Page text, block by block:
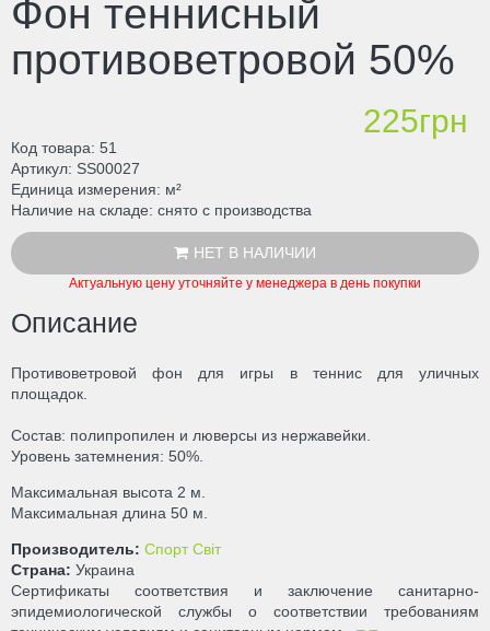
Фон теннисный
противоветровой 50%
225грн
Код товара 51
Артикул SS00027
Единица измерения
м²
Наличие на складе снято с производства
НЕТ В НАЛИЧИИ
Актуальную цену уточняйте у менеджера в день покупки
Описание
Противоветровой фон для игры в теннис для уличных
площадок.
Состав: полипропилен и люверсы из нержавейки.
Уровень затемнения: 50%.
Максимальная высота 2 м.
Максимальная длина 50 м.
Производитель: Спорт Світ
Страна: Украина
Сертификаты соответствия и заключение санитарно-
эпидемиологической службы о соответствии требованиям